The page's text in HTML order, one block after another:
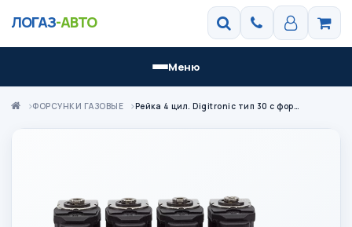
ЛОГАЗ-АВТО
Меню
ФОРСУНКИ ГАЗОВЫЕ Рейка 4 цил. Digitronic тип 30 с форсунками